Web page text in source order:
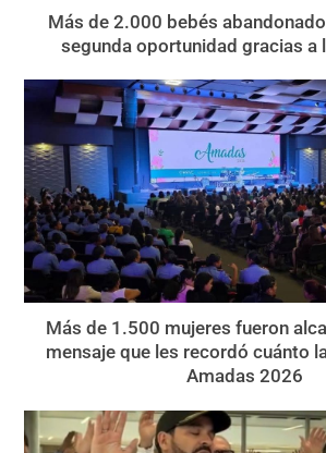
Más de 2.000 bebés
segunda oportunidad gracias a
Más de 1.500 mujeres fueron
mensaje que les recordó cuánto
Amadas 2026